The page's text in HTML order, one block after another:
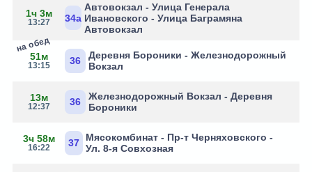
1ч 3м
13:27 34а
Автовокзал - Улица Генерала
Ивановского - Улица Баграмяна
Автовокзал
51м
13:15
на обед
36
Деревня Бороники - Железнодорожный
Вокзал
13м
12:37 36
Железнодорожный Вокзал - Деревня
Бороники
3ч 58м
16:22 37
Мясокомбинат - Пр-т Черняховского -
Ул. 8-я Совхозная